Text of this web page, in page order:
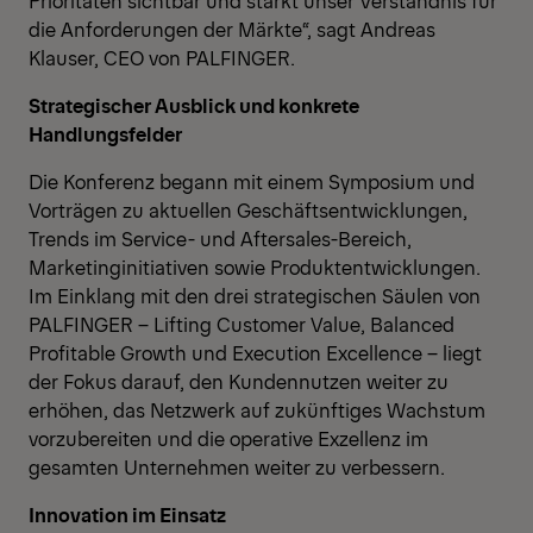
die Anforderungen der Märkte“, sagt Andreas
Klauser, CEO von PALFINGER.
Strategischer Ausblick und konkrete
Handlungsfelder
Die Konferenz begann mit einem Symposium und
Vorträgen zu aktuellen Geschäftsentwicklungen,
Trends im Service- und Aftersales-Bereich,
Marketinginitiativen sowie Produktentwicklungen.
Im Einklang mit den drei strategischen Säulen von
PALFINGER – Lifting Customer Value, Balanced
Profitable Growth und Execution Excellence – liegt
der Fokus darauf, den Kundennutzen weiter zu
erhöhen, das Netzwerk auf zukünftiges Wachstum
vorzubereiten und die operative Exzellenz im
gesamten Unternehmen weiter zu verbessern.
Innovation im Einsatz